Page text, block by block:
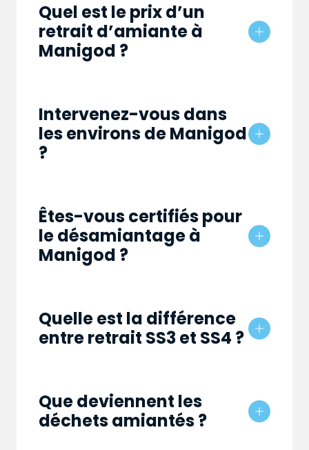
Quel est le prix d’un
retrait d’amiante à
Manigod ?
Intervenez-vous dans
les environs de Manigod
?
Êtes-vous certifiés pour
le désamiantage à
Manigod ?
Quelle est la différence
entre retrait SS3 et SS4 ?
Que deviennent les
déchets amiantés ?